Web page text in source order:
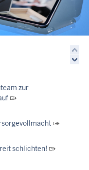
zur
schlichten!